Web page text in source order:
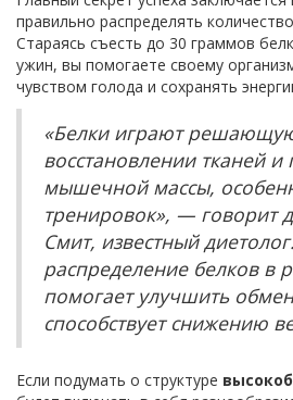
правильно распределять
Стараясь съесть до 30 граммов
ужин, вы помогаете своему
чувством голода и сохранять
«Белки играют
восстановлении тканей
мышечной массы,
тренировок», — говорит
Смит, известный
распределение белков в
помогает улучшить
способствует снижению
Если подумать о структуре